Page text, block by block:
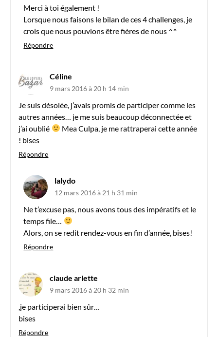
Merci à toi également !
Lorsque nous faisons le bilan de ces 4 challenges, je
crois que nous pouvions être fières de nous ^^
Répondre
Céline
9 mars 2016 à 20 h 14 min
Je suis désolée, j’avais promis de participer comme les
autres années… je me suis beaucoup déconnectée et
j’ai oublié
Mea Culpa, je me rattraperai cette année
! bises
Répondre
lalydo
12 mars 2016 à 21 h 31 min
Ne t’excuse pas, nous avons tous des impératifs et le
temps file…
Alors, on se redit rendez-vous en fin d’année, bises!
Répondre
claude arlette
9 mars 2016 à 20 h 32 min
,je participerai bien sûr…
bises
Répondre